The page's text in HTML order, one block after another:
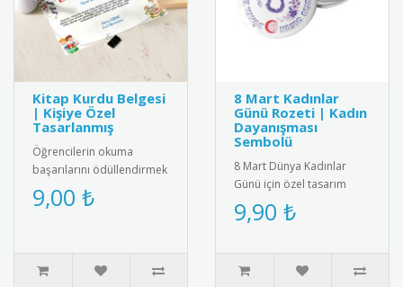
Kitap Kurdu Belgesi
| Kişiye Özel
Tasarlanmış
Öğrencilerin okuma
başarılarını ödüllendirmek
için özel tasarlanmış kitap
kurdu belgeleri. Kişiye öz..
9,00 ₺
8 Mart Kadınlar
Günü Rozeti | Kadın
Dayanışması
Sembolü
8 Mart Dünya Kadınlar
Günü için özel tasarım
rozet. Kadın dayanışmasını
ve eşitliği simgeleyen şık
9,90 ₺